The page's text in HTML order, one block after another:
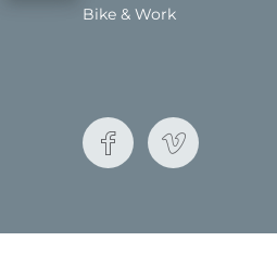
TOUREN
Bike & Work